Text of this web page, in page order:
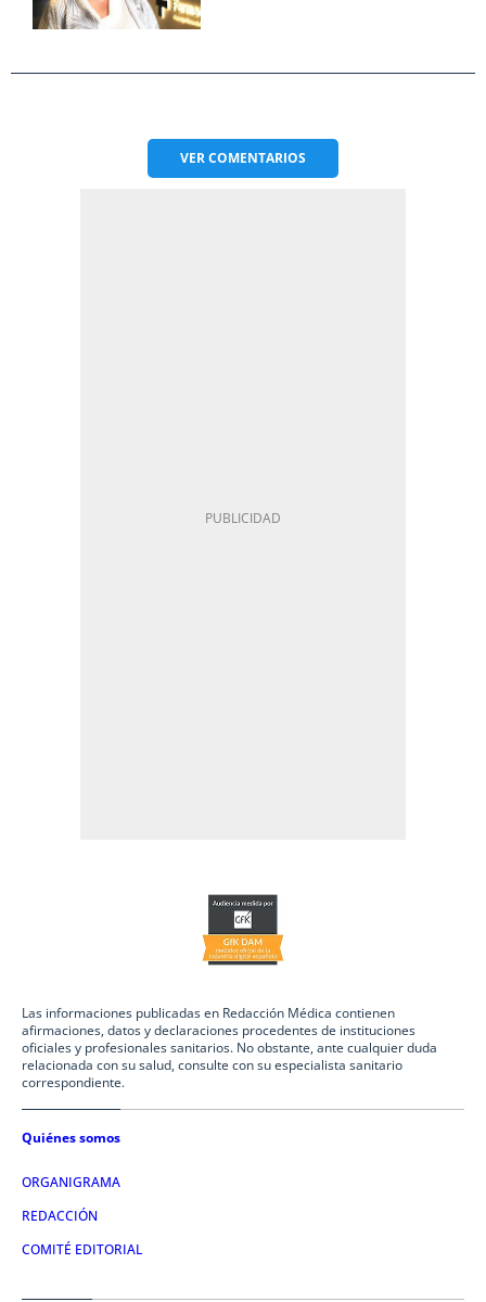
VERCOMENTARIOS
Las informaciones publicadas en Redacción Médica contienen
afirmaciones, datos y declaraciones procedentes de instituciones
oficiales y profesionales sanitarios. No obstante, ante cualquier duda
relacionada con su salud, consulte con su especialista sanitario
correspondiente.
Quiénes somos
ORGANIGRAMA
REDACCIÓN
COMITÉ EDITORIAL